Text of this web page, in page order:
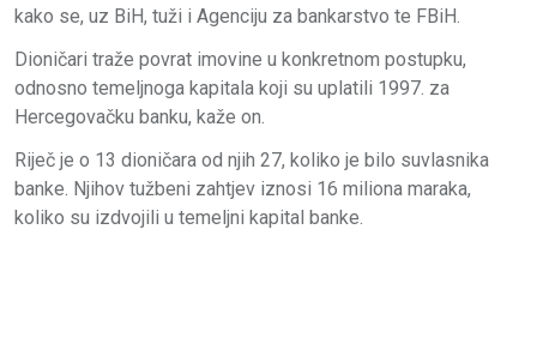
kako se, uz BiH, tuži i Agenciju za bankarstvo te FBiH.
Dioničari traže povrat imovine u konkretnom postupku,
odnosno temeljnoga kapitala koji su uplatili 1997. za
Hercegovačku banku, kaže on.
Riječ je o 13 dioničara od njih 27, koliko je bilo suvlasnika
banke. Njihov tužbeni zahtjev iznosi 16 miliona maraka,
koliko su izdvojili u temeljni kapital banke.